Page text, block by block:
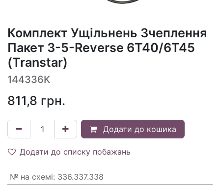
Комплект Ущільнень Зчеплення
Пакет 3-5-Reverse 6T40/6T45
(Transtar)
144336K
811,8 грн.
Додати до кошика
Додати до списку побажань
№ на схемі: 336.337.338